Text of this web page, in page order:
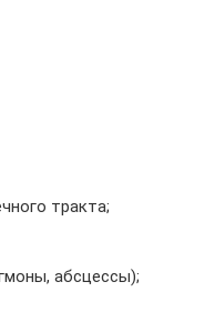
тракта;
абсцессы);